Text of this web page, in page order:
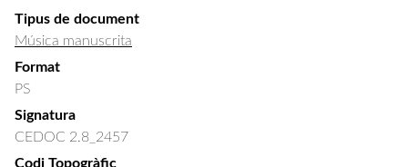
Tipus de document
Música manuscrita
Format
PS
Signatura
CEDOC 2.8_2457
Codi Topogràfic